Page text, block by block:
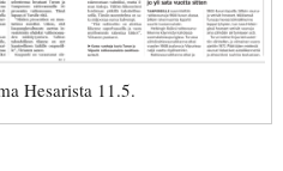
Hesarista 11.5.